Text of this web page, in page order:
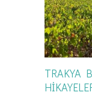
TRAKYA